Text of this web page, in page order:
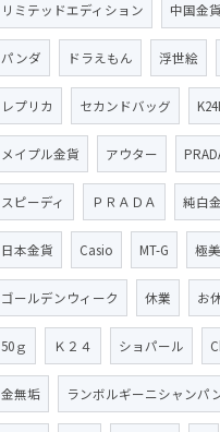
リミテッドエディション 中国金貨
パンダ ドラえもん 浮世絵
レプリカ セカンドバッグ
メイプル金貨 アウター
スピーディ ＰＲＡＤＡ 純白金
日本金貨 Casio MT-G 極
ゴールデンウィーク 休業 お
50ｇ Ｋ２４ ショパール
金無垢 ランボルギーニシャンパ